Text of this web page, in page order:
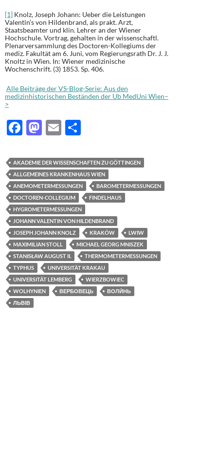
[1] Knolz, Joseph Johann: Ueber die Leistungen
Valentin’s von Hildenbrand, als prakt. Arzt,
Staatsbeamter und klin. Lehrer an der Wiener
Hochschule. Vortrag, gehalten in der wissenschaftl.
Plenarversammlung des Doctoren-Kollegiums der
mediz. Fakultät am 6. Juni, vom Regierungsrath Dr. J. J.
Knoltz in Wien. In: Wiener medizinische
Wochenschrift. (3) 1853. Sp. 406.
Alle Beiträge der VS-Blog-Serie: Aus den
medizinhistorischen Beständen der Ub MedUni Wien–
>
F
e
b
o
o
k
M
to
d
o
n
E
ail le
n
AKADEMIE DER WISSENSCHAFTEN ZU GÖTTINGEN
ALLGEMEINES KRANKENHAUS WIEN
ANEMOMETERMESSUNGEN
BAROMETERMESSUNGEN
DOCTOREN-COLLEGIUM
FINDELHAUS
HYGROMETERMESSUNGEN
JOHANN VALENTIN VON HILDENBRAND
JOSEPH JOHANN KNOLZ
KRAKÓW
LWIW
MAXIMILIAN STOLL
MICHAEL GEORG MNISZEK
STANISŁAW AUGUST II.
THERMOMETERMESSUNGEN
TYPHUS
UNIVERSITÄT KRAKAU
UNIVERSITÄT LEMBERG
WIERZBOWIEC
WOLHYNIEN
ВЕРБОВЕЦЬ
ВОЛИ́НЬ
ЛЬВІВ